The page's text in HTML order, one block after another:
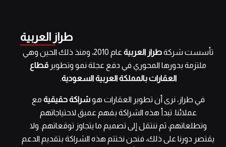
طراز العربية
تأسست شركةطراز العربية
عام 2010، ومنذ ذلك الحين وهي
ملتزمة بدورها المحوري في دفع عجلة نمو وتطوير قطاع
العقارات بالمملكة العربية السعودية.
في طراز، نرى أن تطوير العقارات هوشراكة حقيقية مع
عملائنا. تبدأ هذه الشراكة بفهم عميق لاحتياجاتهم
وتطلعاتهم، ثم ننتقل إلى تصميم ما يتجاوز توقعاتهم. ولا
يقتصر دورنا على ذلك، فنحن نختتم هذه الشراكة بتقديم الدعم